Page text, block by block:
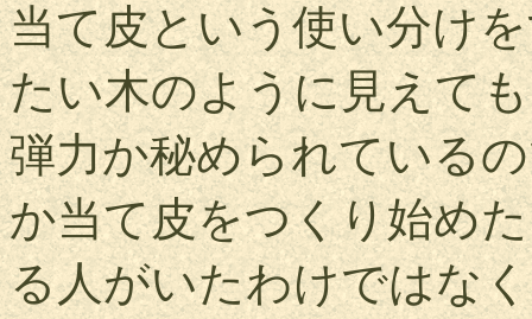
当て皮という使い分け
たい木のように見えて
弾力か秘められている
か当て皮をつくり始め
る人がいたわけではな